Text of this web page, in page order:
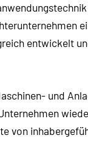
entwickelt
und
von